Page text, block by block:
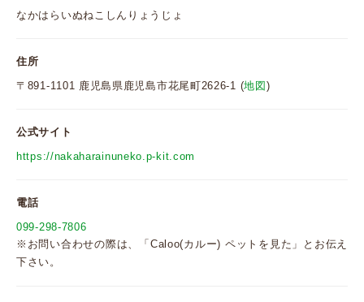
なかはらいぬねこしんりょうじょ
住所
〒891-1101 鹿児島県鹿児島市花尾町2626-1 (地図 )
公式サイト
https://nakaharainuneko.p-kit.com
電話
099-298-7806
※お問い合わせの際は、「Caloo(カルー) ペットを見た」とお伝え
下さい。